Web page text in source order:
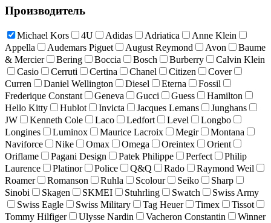
Производитель
Michael Kors 4U Adidas Adriatica
Anne Klein
Appella
Audemars Piguet August Reymond Avon
Baume
& Mercier
Bering Boccia Bosch Burberry
Calvin Klein
Casio
Cerruti Certina Chanel Citizen
Cover
Curren
Daniel Wellington Diesel Eterna
Fossil
Frederique Constant
Geneva Gucci Guess
Hamilton
Hello Kitty
Hublot Invicta Jacques Lemans
Junghans
JW
Kenneth Cole Laco Ledfort Level
Longbo
Longines
Luminox Maurice Lacroix Megir
Montana
Naviforce
Nike Omax Omega Oreintex
Orient
Oriflame
Pagani Design Patek Philippe Perfect
Philip
Laurence
Platinor Police Q&Q Rado
Raymond Weil
Roamer
Romanson Ruhla Scolour Seiko
Sharp
Sinobi
Skagen SKMEI Stuhrling Swatch
Swiss Army
Swiss Eagle
Swiss Military Tag Heuer Timex
Tissot
Tommy Hilfiger
Ulysse Nardin Vacheron Constantin
Winner